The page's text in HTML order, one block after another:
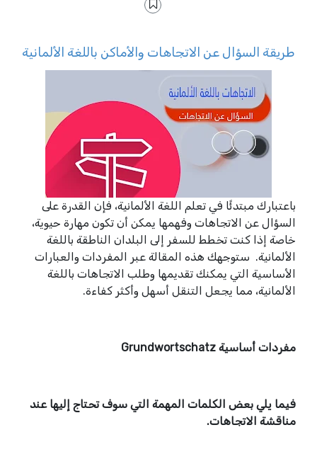
طريقة السؤال عن الاتجاهات والأماكن باللغة الألمانية
باعتبارك مبتدئًا في تعلم اللغة الألمانية، فإن القدرة على
السؤال عن الاتجاهات وفهمها يمكن أن تكون مهارة حيوية،
خاصة إذا كنت تخطط للسفر إلى البلدان الناطقة باللغة
الألمانية. ستوجهك هذه المقالة عبر المفردات والعبارات
الأساسية التي يمكنك تقديمها وطلب الاتجاهات باللغة
الألمانية، مما يجعل التنقل أسهل وأكثر كفاءة.
مفردات أساسية Grundwortschatz
فيما يلي بعض الكلمات المهمة التي سوف تحتاج إليها عند
مناقشة الاتجاهات.